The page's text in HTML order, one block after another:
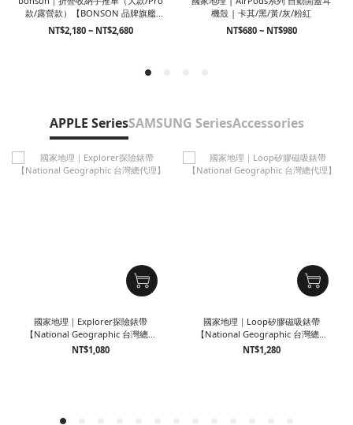
款/露營款）【BONSON 品牌旗艦
館】
NT$2,180 ~ NT$2,680
機殼 | 卡其/黑/黃/灰/粉紅
NT$680 ~ NT$980
APPLE SeriesSAMSUNG SeriesAccessories
國家地理｜Explorer探險錶帶
【National Geographic 台灣總代
理】
NT$1,080
國家地理｜Loop矽膠磁吸錶帶
【National Geographic 台灣總代
理】
NT$1,280